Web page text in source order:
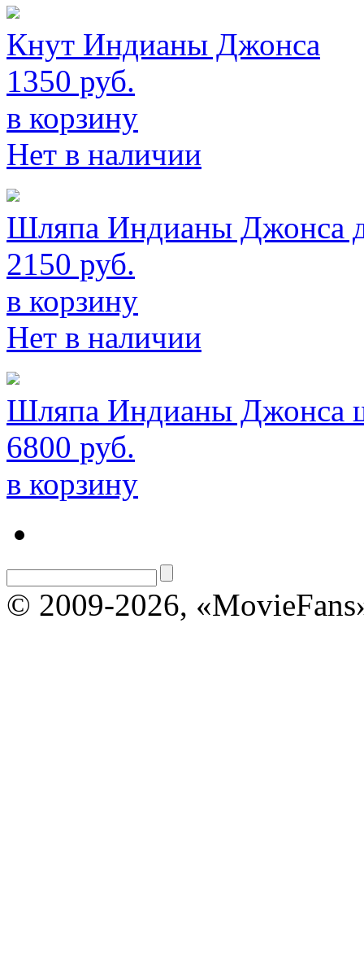
Кнут Индианы Джонса
1350 руб.
в корзину
Нет в наличии
Шляпа Индианы Джонса
2150 руб.
в корзину
Нет в наличии
Шляпа Индианы Джонса
6800 руб.
в корзину
© 2009-2026,